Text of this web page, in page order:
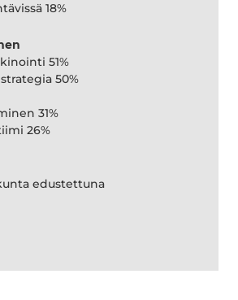
18%
51%
50%
31%
26%
edustettuna